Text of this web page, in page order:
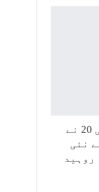
ڈی پی ورلڈ آئی ایل ٹی 20 نے
نئی
روہید